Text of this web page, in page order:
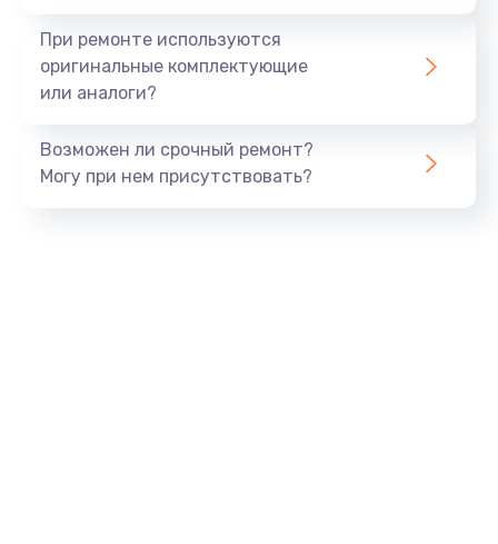
При ремонте используются
оригинальные комплектующие
или аналоги?
Возможен ли срочный ремонт?
Могу при нем присутствовать?